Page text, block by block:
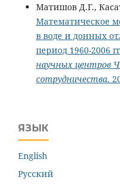
Матишов Д.Г.,
Математическое
в воде и донных
период 1960-2006
научных центров
сотрудничества.
ЯЗЫК
English
Русский